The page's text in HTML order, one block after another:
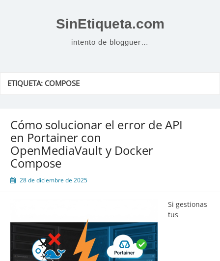
SinEtiqueta.com
intento de blogguer…
ETIQUETA: COMPOSE
Cómo solucionar el error de API
en Portainer con
OpenMediaVault y Docker
Compose
28 de diciembre de 2025
Si gestionas
tus